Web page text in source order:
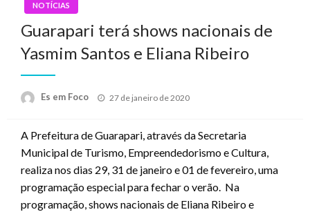
NOTÍCIAS
Guarapari terá shows nacionais de
Yasmim Santos e Eliana Ribeiro
Es em Foco
Posted
27 de janeiro de 2020
A Prefeitura de Guarapari, através da Secretaria
Municipal de Turismo, Empreendedorismo e Cultura,
realiza nos dias 29, 31 de janeiro e 01 de fevereiro, uma
programação especial para fechar o verão. Na
programação, shows nacionais de Eliana Ribeiro e